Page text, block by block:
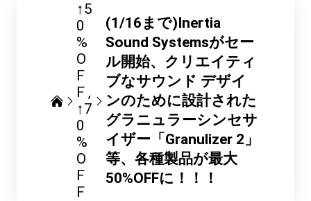
↑5
0
%
O
F
F
↑7
0
%
O
F
F
(1/16まで)Inertia
Sound Systemsがセー
ル開始、クリエイティ
ブなサウンド デザイ
ンのために設計された
グラニュラーシンセサ
イザー「Granulizer 2」
等、各種製品が最大
50%OFFに！！！